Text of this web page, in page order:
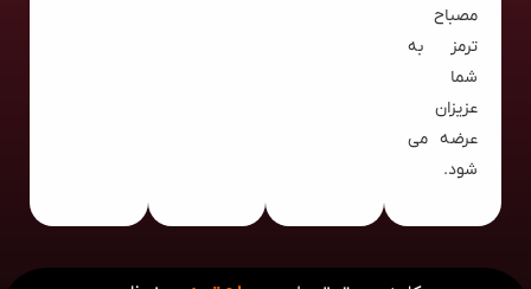
مصباح
ترمز به
شما
عزیزان
عرضه می
شود.